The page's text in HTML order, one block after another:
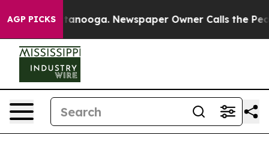
AGP PICKS
in Chattanooga. Newspaper Owner Calls the